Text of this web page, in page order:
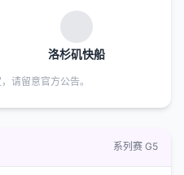
洛杉矶快船
请留意官方公告。
系列赛 G5